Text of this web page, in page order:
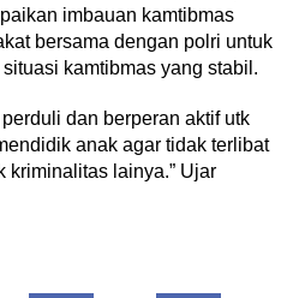
imbauan kamtibmas
bersama dengan polri untuk
kamtibmas yang stabil.
dan berperan aktif utk
anak agar tidak terlibat
kriminalitas lainya.” Ujar